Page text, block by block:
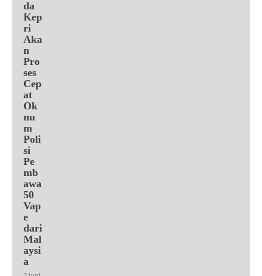
da
Kep
ri
Aka
n
Pro
ses
Cep
at
Ok
nu
m
Poli
si
Pe
mb
awa
50
Vap
e
dari
Mal
aysi
a